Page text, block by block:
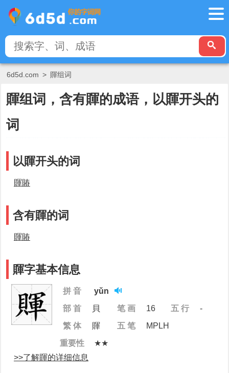
6d5d.com > 賱组词
賱组词，含有賱的成语，以賱开头的
词
以賱开头的词
賱賰
含有賱的词
賱賰
賱字基本信息
拼 音
yǔn
部 首
貝 笔 画 16 五 行
-
繁 体
賱 五 笔
MPLH
重要性
★★
>>了解賱的详细信息